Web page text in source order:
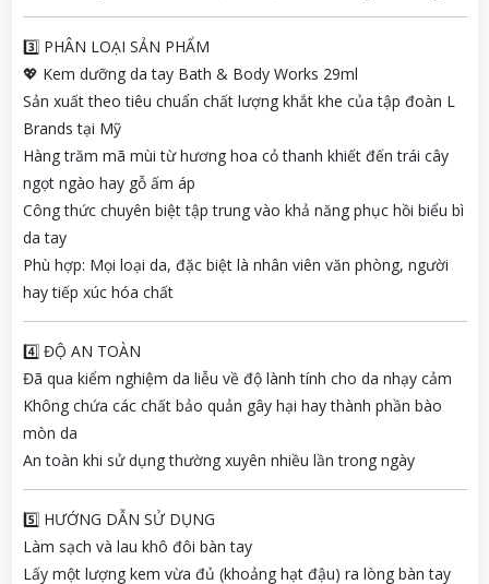
3️⃣ PHÂN LOẠI SẢN PHẨM
💖 Kem dưỡng da tay Bath & Body Works 29ml
Sản xuất theo tiêu chuẩn chất lượng khắt khe của tập đoàn L
Brands tại Mỹ
Hàng trăm mã mùi từ hương hoa cỏ thanh khiết đến trái cây
ngọt ngào hay gỗ ấm áp
Công thức chuyên biệt tập trung vào khả năng phục hồi biểu bì
da tay
Phù hợp: Mọi loại da, đặc biệt là nhân viên văn phòng, người
hay tiếp xúc hóa chất
4️⃣ ĐỘ AN TOÀN
Đã qua kiểm nghiệm da liễu về độ lành tính cho da nhạy cảm
Không chứa các chất bảo quản gây hại hay thành phần bào
mòn da
An toàn khi sử dụng thường xuyên nhiều lần trong ngày
5️⃣ HƯỚNG DẪN SỬ DỤNG
Làm sạch và lau khô đôi bàn tay
Lấy một lượng kem vừa đủ (khoảng hạt đậu) ra lòng bàn tay